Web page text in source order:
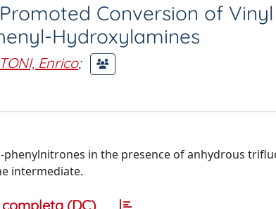
Conversion of Vinyl
Hydroxylamines
Enrico;
in the presence of anhydrous
intermediate.
(DC)